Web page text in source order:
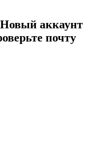
Новый аккаунт
почту